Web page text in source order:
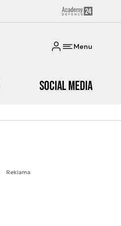
Menu
Social media
Reklama